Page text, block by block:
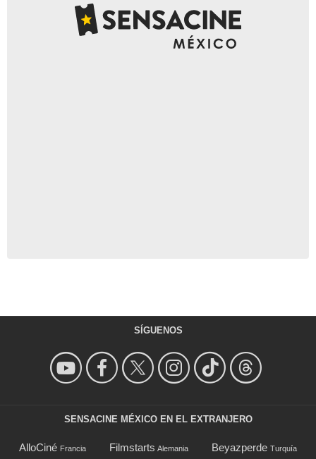
SÍGUENOS
SENSACINE MÉXICO EN EL EXTRANJERO
AlloCiné Francia Filmstarts Alemania Beyazperde Turquía